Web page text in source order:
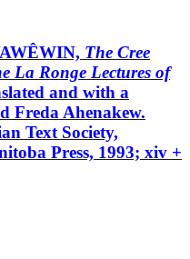
The Cree
La Ronge Lectures of
and with a
Freda Ahenakew.
Text Society,
Press, 1993; xiv +